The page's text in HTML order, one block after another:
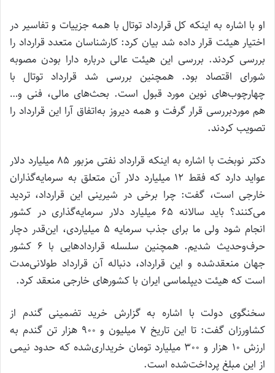
او با اشاره به اینکه کل قرارداد توتال با همه جزییات و تفاسیر در
اختیار هیئت قرار داده شد بیان کرد: کارشناسان متعدد قرارداد را
بررسی کردند. بررسی این هیئت عالی درباره دارا بودن مصوبه
شورای اقتصاد بود. همچنین بررسی شد قرارداد توتال با
چهارچوب‌های نوین مورد قبول است. بحث‌های مالی، فنی و…
هم موردبررسی قرار گرفت و همه دیروز به‌اتفاق آرا این قرارداد را
تصویب کردند.
دکتر نوبخت با اشاره به اینکه قرارداد نفتی مزبور 85 میلیارد دلار
عواید دارد که فقط 12 میلیارد دلار آن متعلق به سرمایه‌گذاران
خارجی است، گفت: چرا برخی در شیرینی این قرارداد، تردید
می‌کنند؟ باید سالانه 65 میلیارد دلار سرمایه‌گذاری در کشور
انجام شود ولی ما برای جذب سرمایه 5 میلیاردی، این‌قدر دچار
حرف‌وحدیث شدیم. همچنین سلسله قراردادهایی با 6 کشور
جهان منعقدشده و این قرارداد، دنباله آن قرارداد طولانی‌مدت
است که هیئت دیپلماسی ایران با کشورهای خارجی منعقد کرد.
سخنگوی دولت با اشاره به گزارش خرید تضمینی گندم از
کشاورزان گفت: تا این تاریخ 7 میلیون و 900 هزار تن گندم به
ارزش 10 هزار و 300 میلیارد تومان خریداری‌شده که حدود نیمی
از این مبلغ پرداخت‌شده است.